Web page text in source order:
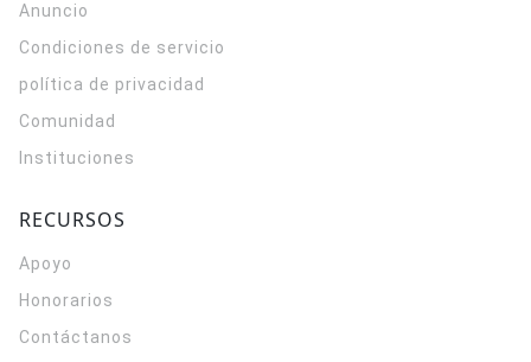
Anuncio
Condiciones de servicio
política de privacidad
Comunidad
Instituciones
RECURSOS
Apoyo
Honorarios
Contáctanos